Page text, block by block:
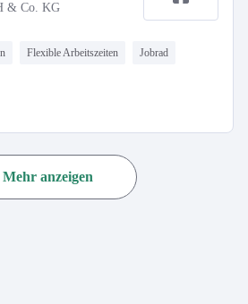
& Co. KG
Flexible Arbeitszeiten Jobrad
Mehr anzeigen